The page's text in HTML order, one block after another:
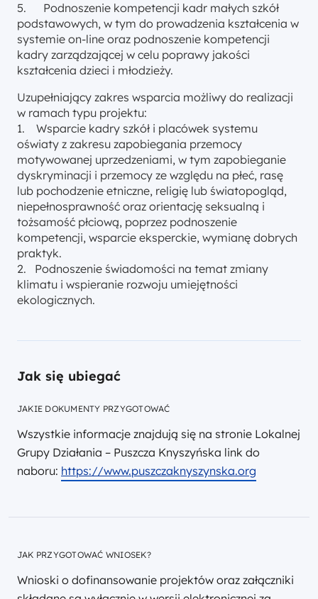
5. Podnoszenie kompetencji kadr małych szkół
podstawowych, w tym do prowadzenia kształcenia w
systemie on-line oraz podnoszenie kompetencji
kadry zarządzającej w celu poprawy jakości
kształcenia dzieci i młodzieży.
Uzupełniający zakres wsparcia możliwy do realizacji
w ramach typu projektu:
1. Wsparcie kadry szkół i placówek systemu
oświaty z zakresu zapobiegania przemocy
motywowanej uprzedzeniami, w tym zapobieganie
dyskryminacji i przemocy ze względu na płeć, rasę
lub pochodzenie etniczne, religię lub światopogląd,
niepełnosprawność oraz orientację seksualną i
tożsamość płciową, poprzez podnoszenie
kompetencji, wsparcie eksperckie, wymianę dobrych
praktyk.
2. Podnoszenie świadomości na temat zmiany
klimatu i wspieranie rozwoju umiejętności
ekologicznych.
Jak się ubiegać
JAKIE DOKUMENTY PRZYGOTOWAĆ
Wszystkie informacje znajdują się na stronie Lokalnej
Grupy Działania – Puszcza Knyszyńska link do
naboru: https://www.puszczaknyszynska.org
JAK PRZYGOTOWAĆ WNIOSEK?
Wnioski o dofinansowanie projektów oraz załączniki